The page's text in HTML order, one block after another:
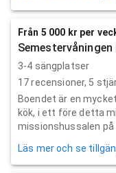
Från 5 000 kr per
Semestervåningen
3-4 sängplatser
17recensioner, 5
Boendet är en
kök, i ett före detta
missionshussalen på
Läs mer och se